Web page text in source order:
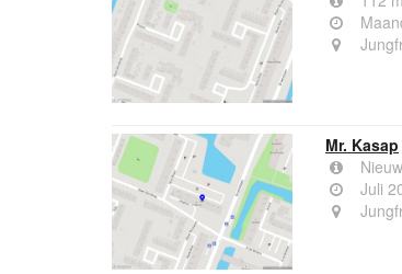
Mr. Kasap
Juli